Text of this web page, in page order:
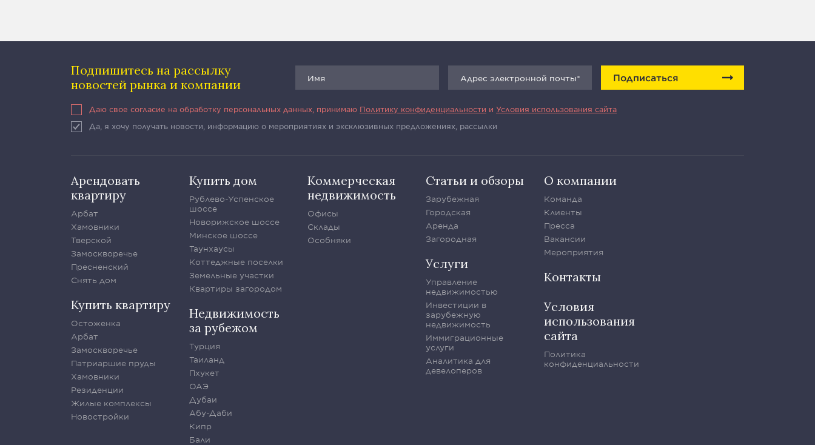
Подпишитесь на рассылку
новостей рынка и компании
Подписаться
Даю свое согласие на обработку персональных данных, принимаю Политику конфиденциальности и Условия использования сайта
Да, я хочу получать новости, информацию о мероприятиях и эксклюзивных предложениях, рассылки
Арендовать
квартиру
Арбат
Хамовники
Тверской
Замоскворечье
Пресненский
Снять дом
Купить квартиру
Остоженка
Арбат
Замоскворечье
Патриаршие пруды
Хамовники
Резиденции
Жилые комплексы
Новостройки
Купить дом
Рублево-Успенское
шоссе
Новорижское шоссе
Минское шоссе
Таунхаусы
Коттеджные поселки
Земельные участки
Квартиры загородом
Недвижимость
за рубежом
Турция
Таиланд
Пхукет
ОАЭ
Дубаи
Абу-Даби
Кипр
Бали
Коммерческая
недвижимость
Офисы
Склады
Особняки
Статьи и обзоры
Зарубежная
Городская
Аренда
Загородная
Услуги
Управление
недвижимостью
Инвестиции в
зарубежную
недвижимость
Иммиграционные
услуги
Аналитика для
девелоперов
О компании
Команда
Клиенты
Пресса
Вакансии
Мероприятия
Контакты
Условия
использования
сайта
Политика
конфиденциальности